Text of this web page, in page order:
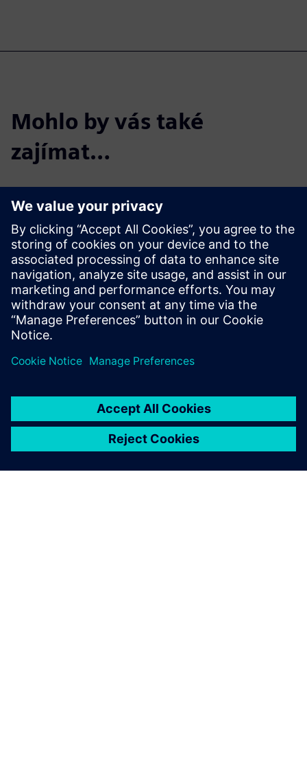
Mohlo by vás také
zajímat…
Introducing new
products to
market faster
with NPI software
Drive alignment through a
single view of product data